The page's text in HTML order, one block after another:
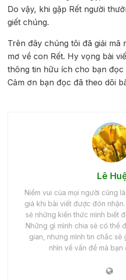
Do vậy, khi gặp Rết người
giết chúng.
Trên đây chúng tôi đã giải mã
mơ về con Rết. Hy vọng bài
thông tin hữu ích cho bạn đọc
Cảm ơn bạn đọc đã theo dõi
Lê
Niềm vui của mọi người cũng
giả khi bài viết được đón
sẻ những kiến thức mình biết
Những gì mình chia sẻ có thể
gian, nhưng mình tin chắc
nhìn về vấn đề mà bạn